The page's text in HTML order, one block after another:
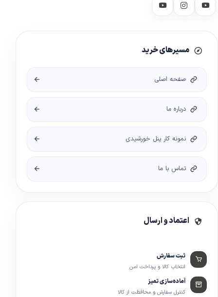
مسیرهای خرید
صفحه اصلی
درباره ما
نمونه کار پنل خورشیدی
تماس با ما
اعتماد و ارسال
ثبت سفارش
انتخاب کالا و پرداخت امن
آماده‌سازی تمیز
کنترل سفارش و محافظت از کالا